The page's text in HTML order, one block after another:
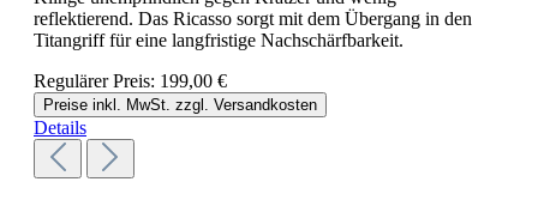
reflektierend. Das Ricasso sorgt mit dem Übergang in den
Titangriff für eine langfristige Nachschärfbarkeit.
Regulärer Preis: 199,00 €
Preise inkl. MwSt. zzgl. Versandkosten
Details